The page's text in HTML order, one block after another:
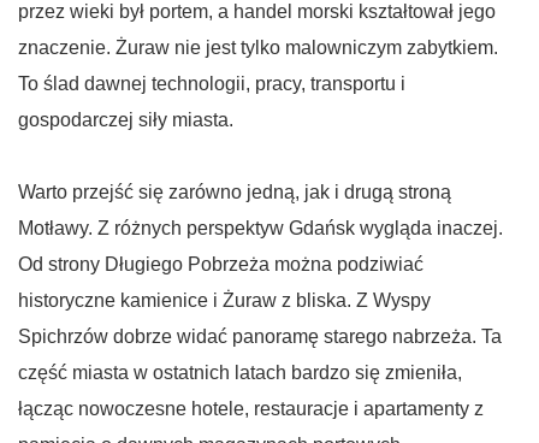
przez wieki był portem, a handel morski kształtował jego
znaczenie. Żuraw nie jest tylko malowniczym zabytkiem.
To ślad dawnej technologii, pracy, transportu i
gospodarczej siły miasta.
Warto przejść się zarówno jedną, jak i drugą stroną
Motławy. Z różnych perspektyw Gdańsk wygląda inaczej.
Od strony Długiego Pobrzeża można podziwiać
historyczne kamienice i Żuraw z bliska. Z Wyspy
Spichrzów dobrze widać panoramę starego nabrzeża. Ta
część miasta w ostatnich latach bardzo się zmieniła,
łącząc nowoczesne hotele, restauracje i apartamenty z